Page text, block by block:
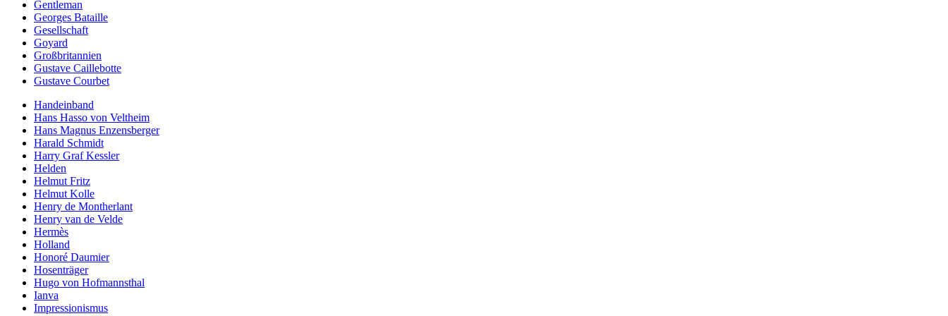
Gentleman
Georges Bataille
Gesellschaft
Goyard
Großbritannien
Gustave Caillebotte
Gustave Courbet
Handeinband
Hans Hasso von Veltheim
Hans Magnus Enzensberger
Harald Schmidt
Harry Graf Kessler
Helden
Helmut Fritz
Helmut Kolle
Henry de Montherlant
Henry van de Velde
Hermès
Holland
Honoré Daumier
Hosenträger
Hugo von Hofmannsthal
Ianva
Impressionismus